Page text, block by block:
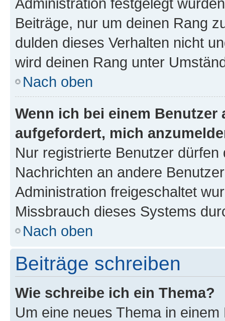
Beiträge, nur um deinen Rang
dulden dieses Verhalten nicht
wird deinen Rang unter
Nach oben
Wenn ich bei einem
aufgefordert, mich
Nur registrierte Benutzer
Nachrichten an andere
Administration freigeschaltet
Missbrauch dieses Systems
Nach oben
Beiträge schreiben
Wie schreibe ich ein Thema?
Um eine neues Thema in